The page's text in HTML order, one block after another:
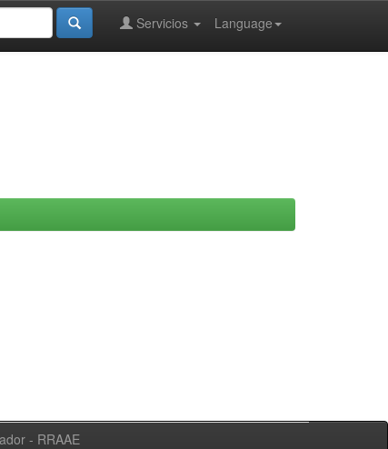
Language
Servicios
- RRAAE